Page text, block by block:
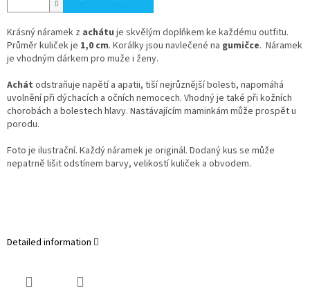
Krásný náramek z achátu je skvělým doplňkem ke každému outfitu.
Průměr kuliček je 1,0 cm. Korálky jsou navlečené na gumičce. Náramek
je vhodným dárkem pro muže i ženy.
Achát odstraňuje napětí a apatii, tiší nejrůznější bolesti, napomáhá
uvolnění při dýchacích a očních nemocech. Vhodný je také při kožních
chorobách a bolestech hlavy. Nastávajícím maminkám může prospět u
porodu.
Foto je ilustrační. Každý náramek je originál. Dodaný kus se může
nepatrně lišit odstínem barvy, velikostí kuliček a obvodem.
Detailed information